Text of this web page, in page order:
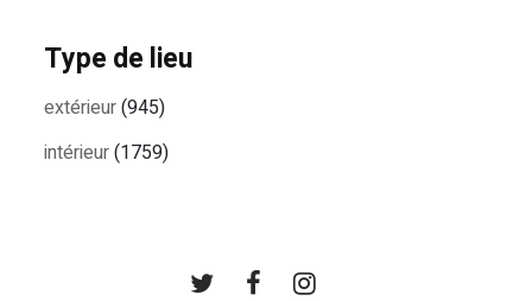
Type de lieu
extérieur(945)
intérieur(1759)